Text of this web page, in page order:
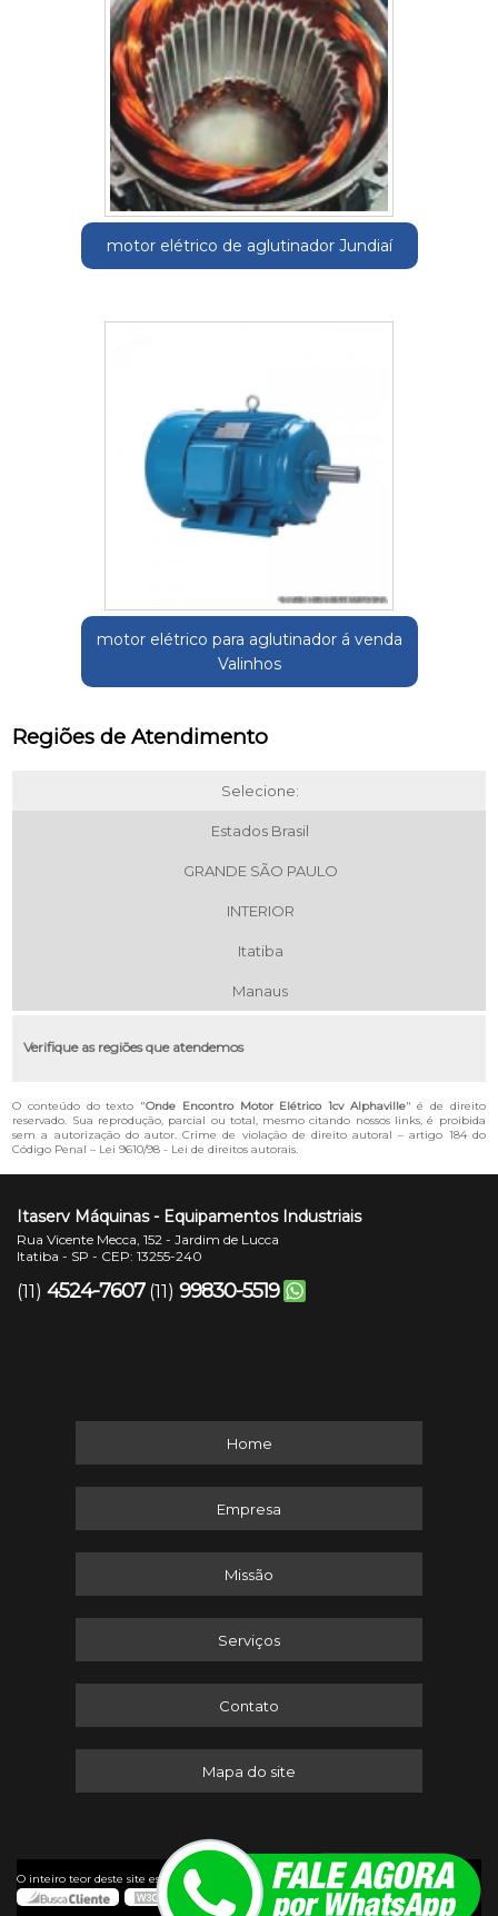
motor elétrico de aglutinador Jundiaí
motor elétrico para aglutinador á venda
Valinhos
Regiões de Atendimento
Selecione:
Estados Brasil
GRANDE SÃO PAULO
INTERIOR
Itatiba
Manaus
Verifique as regiões que atendemos
O conteúdo do texto "Onde Encontro Motor Elétrico 1cv Alphaville" é de direito
reservado. Sua reprodução, parcial ou total, mesmo citando nossos links, é proibida
sem a autorização do autor. Crime de violação de direito autoral – artigo 184 do
Código Penal – Lei 9610/98 - Lei de direitos autorais.
Itaserv Máquinas - Equipamentos Industriais
Rua Vicente Mecca, 152 - Jardim de Lucca
Itatiba - SP - CEP: 13255-240
(11) 4524-7607 (11) 99830-5519
Home
Empresa
Missão
Serviços
Contato
Mapa do site
O inteiro teor deste site está sujeito à proteção de direitos autorais. Copyright ©
Itaserv Máquinas (Lei 9610 de 19/02/1998)